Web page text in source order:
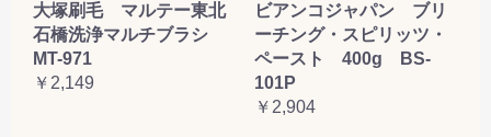
大塚刷毛 マルテー東北
石橋洗浄マルチブラシ
MT-971
￥2,149
ビアンコジャパン ブリ
ーチング・スピリッツ・
ペースト 400g BS-
101P
￥2,904